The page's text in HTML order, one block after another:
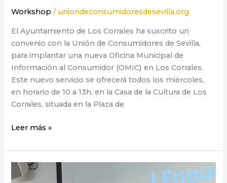
Workshop / uniondeconsumidoresdesevilla.org
El Ayuntamiento de Los Corrales ha suscrito un
convenio con la Unión de Consumidores de Sevilla,
para implantar una nueva Oficina Municipal de
Información al Consumidor (OMIC) en Los Corrales.
Este nuevo servicio se ofrecerá todos los miércoles,
en horario de 10 a 13h, en la Casa de la Cultura de Los
Corrales, situada en la Plaza de
Leer más »
Encuentro
Provincial